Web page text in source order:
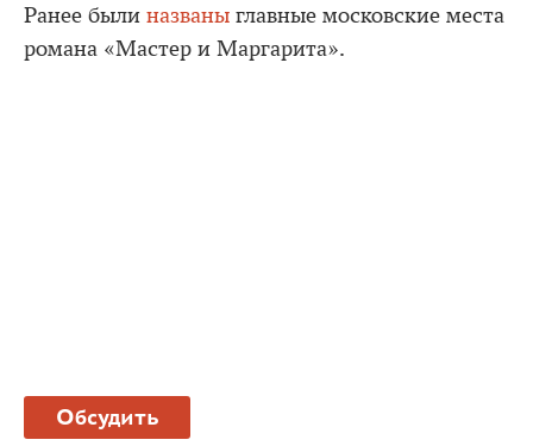
Ранее были названы главные московские места
романа «Мастер и Маргарита».
Обсудить